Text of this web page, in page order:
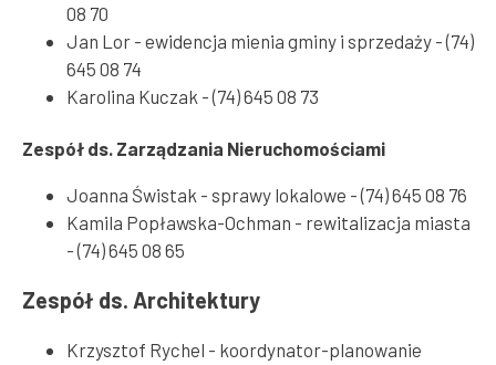
08 70
Jan Lor - ewidencja mienia gminy i sprzedaży - (74)
645 08 74
Karolina Kuczak - (74) 645 08 73
Zespół ds. Zarządzania Nieruchomościami
Joanna Świstak - sprawy lokalowe - (74) 645 08 76
Kamila Popławska-Ochman - rewitalizacja miasta
- (74) 645 08 65
Zespół ds. Architektury
Krzysztof Rychel - koordynator-planowanie